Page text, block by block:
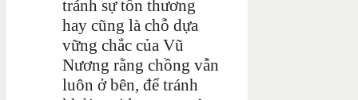
tránh sự tổn thương
hay cũng là chỗ dựa
vững chắc của Vũ
Nương rằng chồng vẫn
luôn ở bên, để tránh